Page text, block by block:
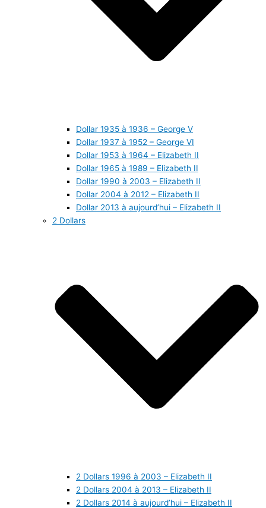
Dollar 1935 à 1936 – George V
Dollar 1937 à 1952 – George VI
Dollar 1953 à 1964 – Elizabeth II
Dollar 1965 à 1989 – Elizabeth II
Dollar 1990 à 2003 – Elizabeth II
Dollar 2004 à 2012 – Elizabeth II
Dollar 2013 à aujourd’hui – Elizabeth II
2 Dollars
2 Dollars 1996 à 2003 – Elizabeth II
2 Dollars 2004 à 2013 – Elizabeth II
2 Dollars 2014 à aujourd’hui – Elizabeth II